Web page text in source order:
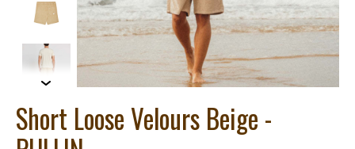
Short Loose Velours Beige -